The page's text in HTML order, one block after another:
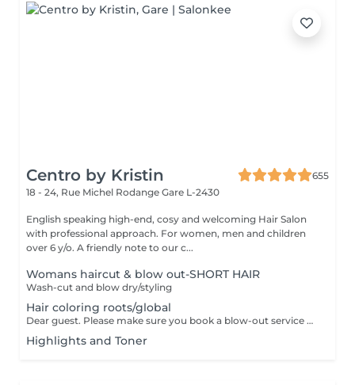
Centro by Kristin
655
18 - 24, Rue Michel Rodange Gare L-2430
English speaking high-end, cosy and welcoming Hair Salon
with professional approach. For women, men and children
over 6 y/o. A friendly note to our c...
Womans haircut & blow out-SHORT HAIR
Wash-cut and blow dry/styling
Hair coloring roots/global
Dear guest. Please make sure you book a blow-out service after your color service, that is additional 30 minutes to the total service. Thank you for understanding. Team Centro
Highlights and Toner